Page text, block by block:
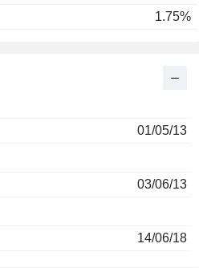
1.75%
01/05/13
03/06/13
14/06/18